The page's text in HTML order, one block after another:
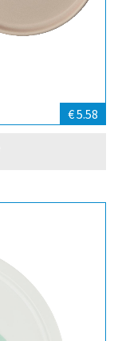
€ 5.58